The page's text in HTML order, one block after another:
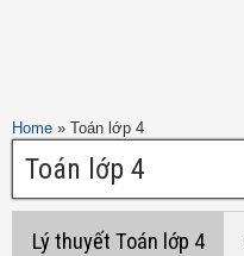
Home » Toán lớp 4
Toán lớp 4
Lý thuyết Toán lớp 4